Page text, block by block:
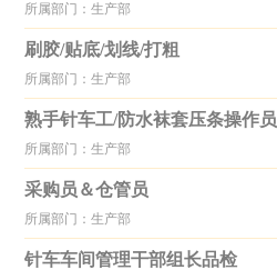
所属部门：生产部
刷胶/贴底/划线/打粗
所属部门：生产部
熟手针车工/防水袜套压条操作员
所属部门：生产部
采购员＆仓管员
所属部门：生产部
针车车间管理干部组长品检